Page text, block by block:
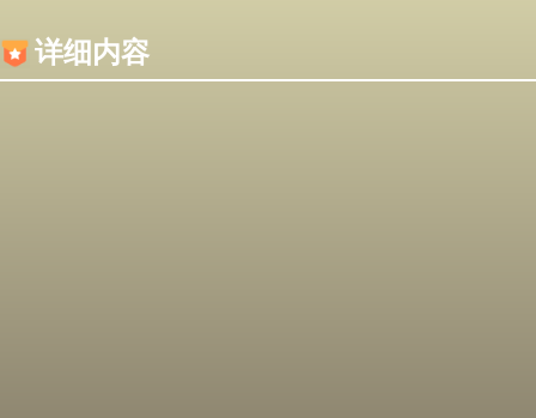
详细内容